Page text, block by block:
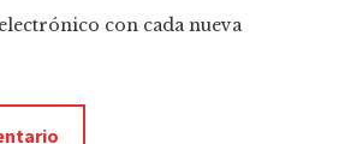
con cada nueva